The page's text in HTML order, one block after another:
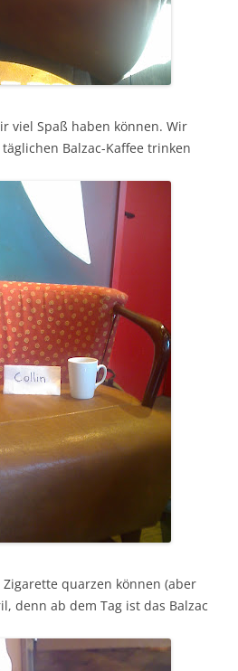
viel Spaß haben können. Wir
Balzac-Kaffee trinken
quarzen können (aber
denn ab dem Tag ist das Balzac